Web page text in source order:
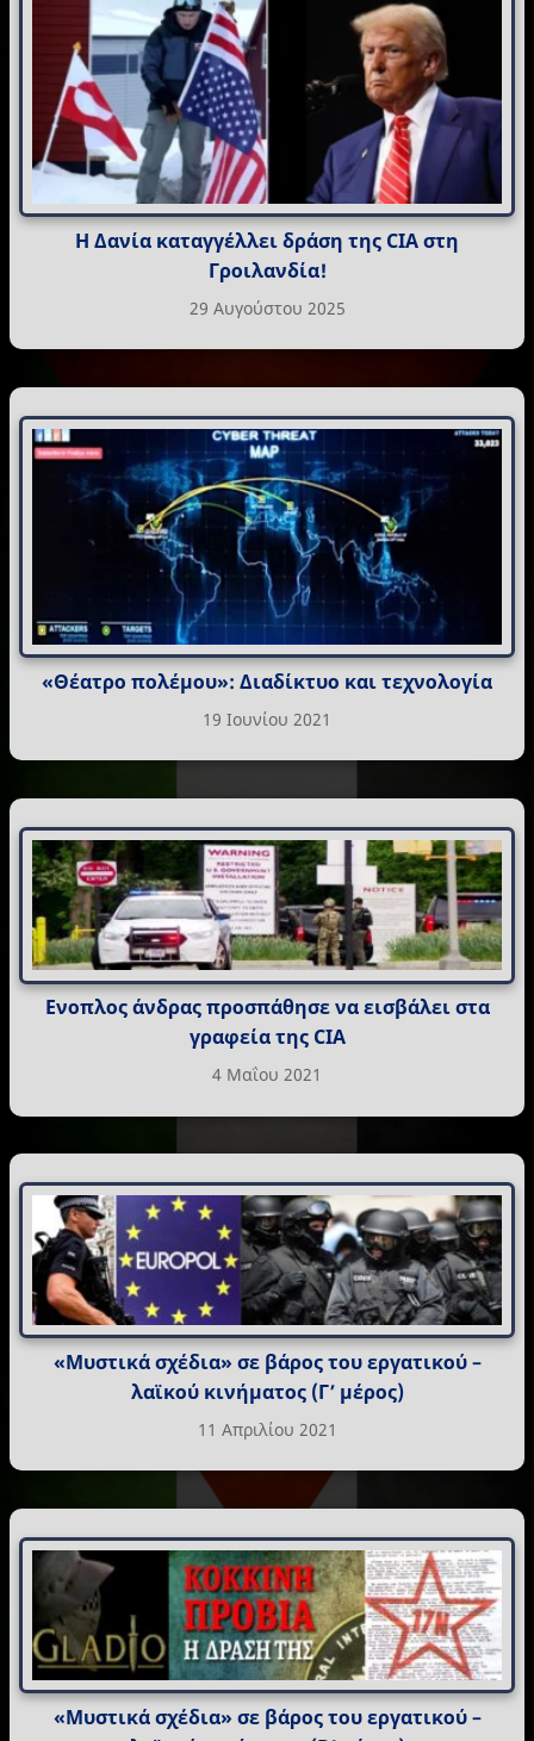
Η Δανία καταγγέλλει δράση της CIA στη
Γροιλανδία!
29 Αυγούστου 2025
«Θέατρο πολέμου»: Διαδίκτυο και τεχνολογία
19 Ιουνίου 2021
Ενοπλος άνδρας προσπάθησε να εισβάλει στα
γραφεία της CIA
4 Μαΐου 2021
«Μυστικά σχέδια» σε βάρος του εργατικού –
λαϊκού κινήματος (Γ’ μέρος)
11 Απριλίου 2021
«Μυστικά σχέδια» σε βάρος του εργατικού –